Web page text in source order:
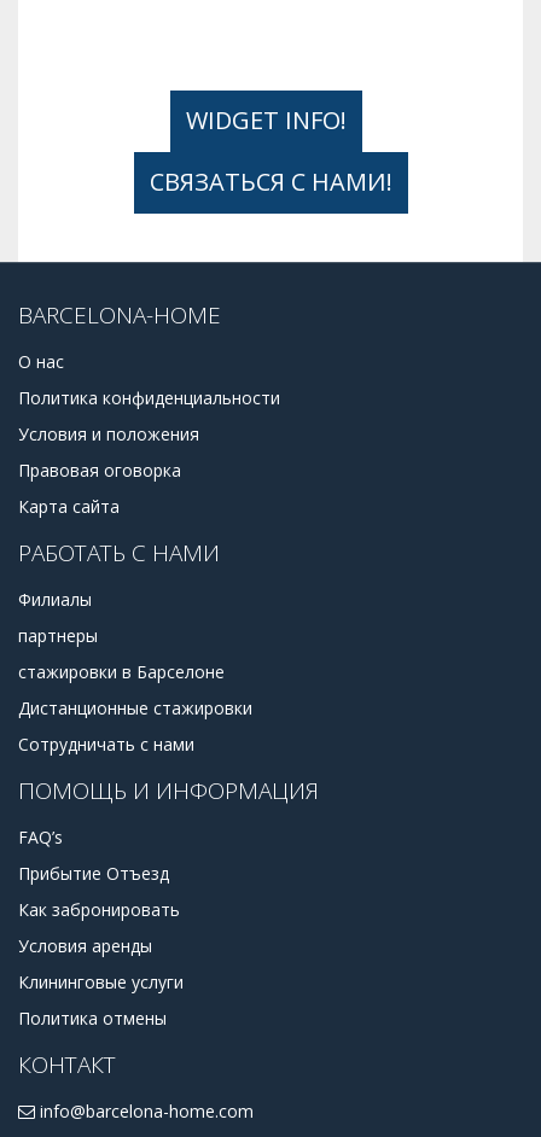
WIDGET INFO!
СВЯЗАТЬСЯ С НАМИ!
BARCELONA-HOME
О нас
Политика конфиденциальности
Условия и положения
Правовая оговорка
Карта сайта
РАБОТАТЬ С НАМИ
Филиалы
партнеры
стажировки в Барселоне
Дистанционные стажировки
Сотрудничать с нами
ПОМОЩЬ И ИНФОРМАЦИЯ
FAQ’s
Прибытие Отъезд
Как забронировать
Условия аренды
Клининговые услуги
Политика отмены
КОНТАКТ
info@barcelona-home.com